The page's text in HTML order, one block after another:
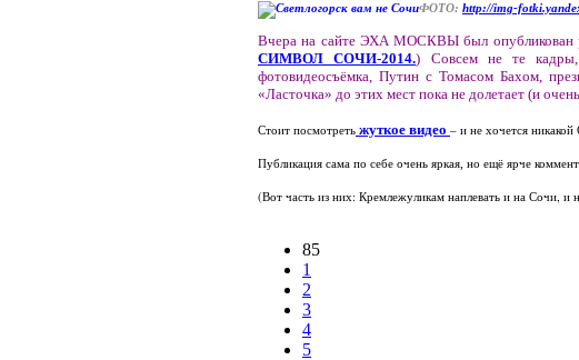
ФОТО: http://img-
Вчера на сайте ЭХА МОСКВЫ был опубликован
СИМВОЛ СОЧИ-2014.) Совсем не те кадры,
фотовидеосъёмка, Путин с Томасом Бахом,
«Ласточка» до этих мест пока не долетает (и
Стоит посмотреть жуткое видео – и не хочется
Публикация сама по себе очень яркая, но ещё ярче
(Вот часть из них: Кремлежуликам наплевать и на Сочи,
85
1
2
3
4
5